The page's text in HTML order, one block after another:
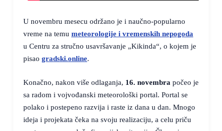
U novembru mesecu održano je i naučno-popularno
vreme na temu meteorologije i vremenskih nepogoda
u Centru za stručno usavršavanje „Kikinda“, o kojem je
pisao gradski.online.
Konačno, nakon više odlaganja, 16. novembra počeo je
sa radom i vojvođanski meteorološki portal. Portal se
polako i postepeno razvija i raste iz dana u dan. Mnogo
ideja i projekata čeka na svoju realizaciju, a celu priču